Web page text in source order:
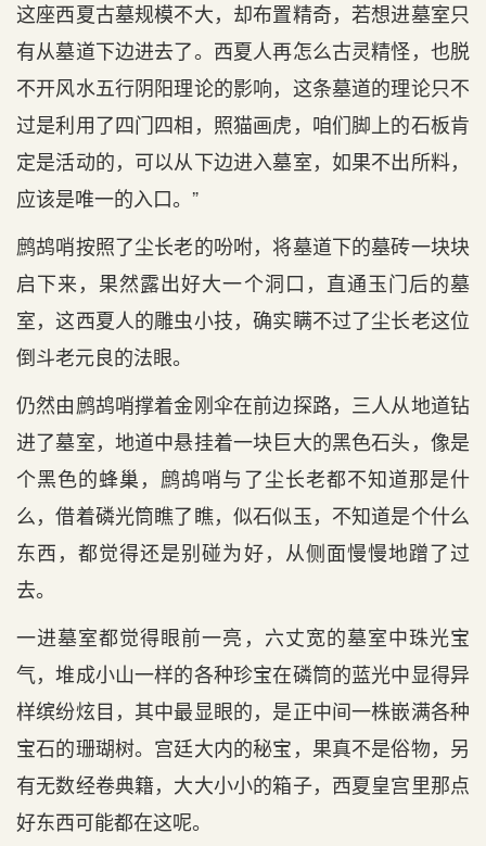
这座西夏古墓规模不大，却布置精奇，若想进墓室只
有从墓道下边进去了。西夏人再怎么古灵精怪，也脱
不开风水五行阴阳理论的影响，这条墓道的理论只不
过是利用了四门四相，照猫画虎，咱们脚上的石板肯
定是活动的，可以从下边进入墓室，如果不出所料，
应该是唯一的入口。”
鹧鸪哨按照了尘长老的吩咐，将墓道下的墓砖一块块
启下来，果然露出好大一个洞口，直通玉门后的墓
室，这西夏人的雕虫小技，确实瞒不过了尘长老这位
倒斗老元良的法眼。
仍然由鹧鸪哨撑着金刚伞在前边探路，三人从地道钻
进了墓室，地道中悬挂着一块巨大的黑色石头，像是
个黑色的蜂巢，鹧鸪哨与了尘长老都不知道那是什
么，借着磷光筒瞧了瞧，似石似玉，不知道是个什么
东西，都觉得还是别碰为好，从侧面慢慢地蹭了过
去。
一进墓室都觉得眼前一亮，六丈宽的墓室中珠光宝
气，堆成小山一样的各种珍宝在磷筒的蓝光中显得异
样缤纷炫目，其中最显眼的，是正中间一株嵌满各种
宝石的珊瑚树。宫廷大内的秘宝，果真不是俗物，另
有无数经卷典籍，大大小小的箱子，西夏皇宫里那点
好东西可能都在这呢。